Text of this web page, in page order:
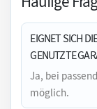
EIGNET SICH
GENUTZTE
Ja, bei
möglich.